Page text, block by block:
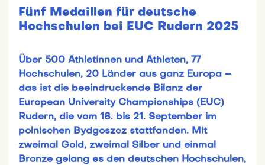
Fünf Medaillen für deutsche
Hochschulen bei EUC Rudern 2025
Über 500 Athletinnen und Athleten, 77
Hochschulen, 20 Länder aus ganz Europa –
das ist die beeindruckende Bilanz der
European University Championships (EUC)
Rudern, die vom 18. bis 21. September im
polnischen Bydgoszcz stattfanden. Mit
zweimal Gold, zweimal Silber und einmal
Bronze gelang es den deutschen Hochschulen,